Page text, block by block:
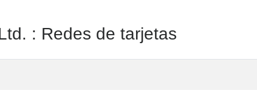
: Redes de tarjetas